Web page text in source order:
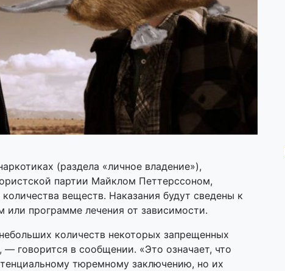
(раздела «личное владение»),
партии Майклом Петтерссоном,
веществ. Наказания будут сведены к
программе лечения от зависимости.
количеств некоторых запрещенных
говорится в сообщении. «Это означает, что
тюремному заключению, но их